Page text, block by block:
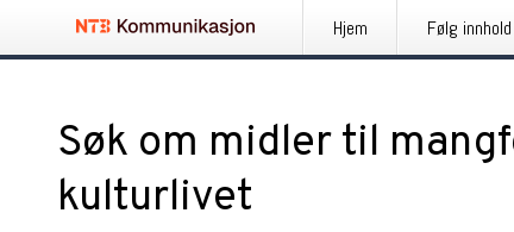
Hjem Følg innhold
Søk om midler til
kulturlivet